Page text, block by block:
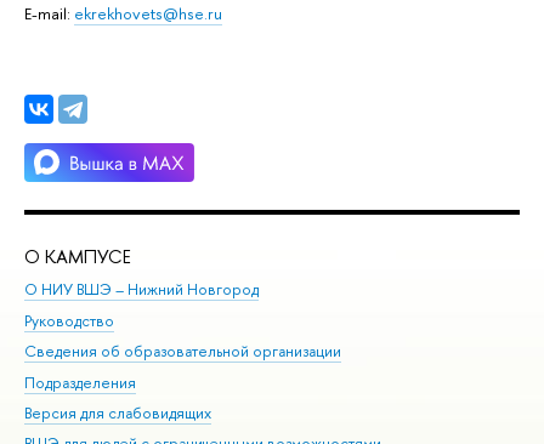
Е-mail: ekrekhovets@hse.ru
О КАМПУСЕ
О НИУ ВШЭ – Нижний Новгород
Руководство
Сведения об образовательной организации
Подразделения
Версия для слабовидящих